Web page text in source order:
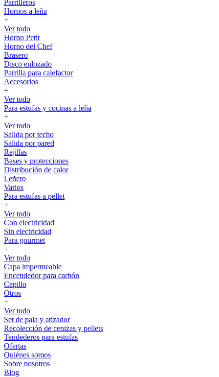
Parrilleros
Hornos a leña
+
Ver todo
Horno Petit
Horno del Chef
Brasero
Disco enlozado
Parrilla para calefactor
Accesorios
+
Ver todo
Para estufas y cocinas a leña
+
Ver todo
Salida por techo
Salida por pared
Rejillas
Bases y protecciones
Distribución de calor
Leñero
Varios
Para estufas a pellet
+
Ver todo
Con electricidad
Sin electricidad
Para gourmet
+
Ver todo
Capa impermeable
Encendedor para carbón
Cepillo
Otros
+
Ver todo
Set de pala y atizador
Recolección de cenizas y pellets
Tendederos para estufas
Ofertas
Quiénes somos
Sobre nosotros
Blog